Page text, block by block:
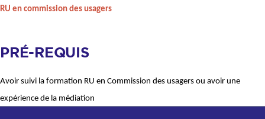
RU en commission des usagers
PRÉ-REQUIS
Avoir suivi la formation RU en Commission des usagers ou avoir une
expérience de la médiation